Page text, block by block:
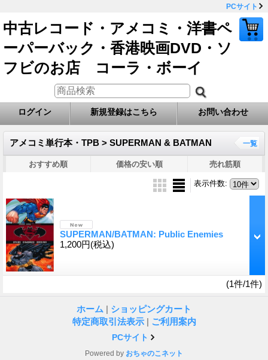
PCサイト
中古レコード・アメコミ・洋書ペ
ーパーバック・香港映画DVD・ソ
フビのお店 コーラ・ボーイ
ログイン 新規登録はこちら お問い合わせ
アメコミ単行本・TPB > SUPERMAN & BATMAN 一覧
おすすめ順 価格の安い順 売れ筋順
表示件数:
SUPERMAN/BATMAN: Public Enemies
1,200円(税込)
(1件/1件)
ホーム | ショッピングカート
特定商取引法表示 | ご利用案内
PCサイト
Powered by おちゃのこネット